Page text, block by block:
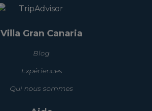
Villa Gran Canaria
Blog
Expériences
Qui nous sommes